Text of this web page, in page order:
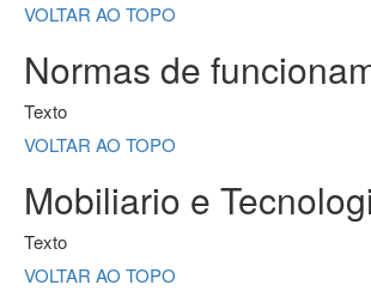
VOLTAR AO TOPO
Normas de
Texto
VOLTAR AO TOPO
Mobiliario e
Texto
VOLTAR AO TOPO